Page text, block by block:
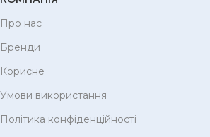
Про нас
Бренди
Корисне
Умови використання
Політика конфіденційності